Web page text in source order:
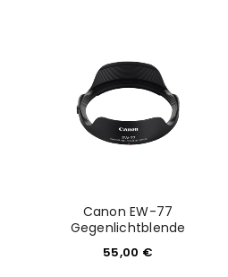
Canon EW-77
Gegenlichtblende
55,00 €